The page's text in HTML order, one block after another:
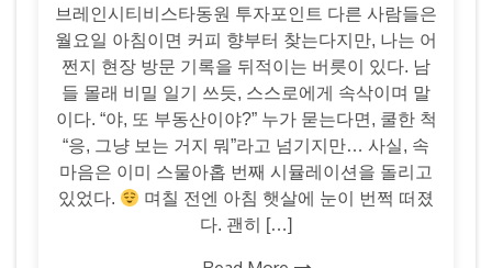
브레인시티비스타동원 투자포인트 다른 사람들은
월요일 아침이면 커피 향부터 찾는다지만, 나는 어
쩐지 현장 방문 기록을 뒤적이는 버릇이 있다. 남
들 몰래 비밀 일기 쓰듯, 스스로에게 속삭이며 말
이다. “야, 또 부동산이야?” 누가 묻는다면, 쿨한 척
“응, 그냥 보는 거지 뭐”라고 넘기지만… 사실, 속
마음은 이미 스물아홉 번째 시뮬레이션을 돌리고
있었다.
며칠 전엔 아침 햇살에 눈이 번쩍 떠졌
다. 괜히 […]